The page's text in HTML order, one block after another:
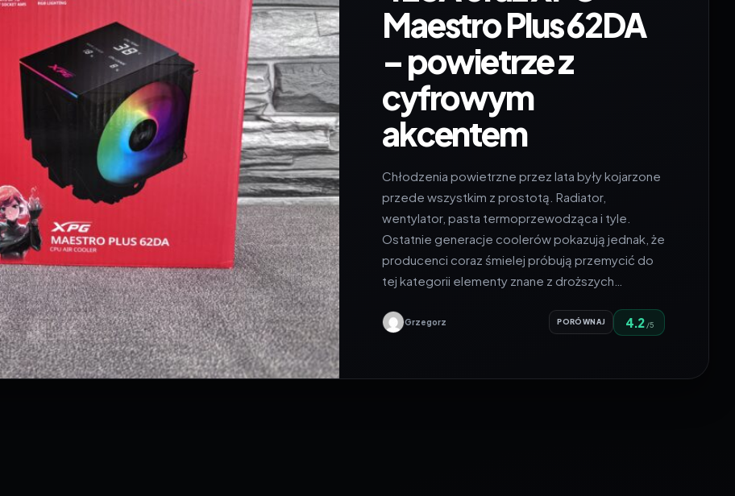
Maestro Plus 62DA
– powietrze z
cyfrowym
akcentem
Chłodzenia powietrzne przez lata były kojarzone
przede wszystkim z prostotą. Radiator,
wentylator, pasta termoprzewodząca i tyle.
Ostatnie generacje coolerów pokazują jednak, że
producenci coraz śmielej próbują przemycić do
tej kategorii elementy znane z droższych…
Grzegorz PORÓWNAJ 4.2 /5